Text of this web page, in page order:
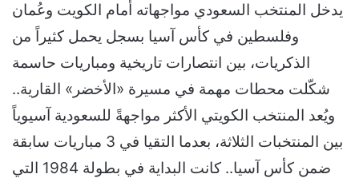
يدخل المنتخب السعودي مواجهاته أمام الكويت وعُمان
وفلسطين في كأس آسيا بسجل يحمل كثيراً من
الذكريات، بين انتصارات تاريخية ومباريات حاسمة
شكّلت محطات مهمة في مسيرة «الأخضر» القارية..
ويُعد المنتخب الكويتي الأكثر مواجهةً للسعودية آسيوياً
بين المنتخبات الثلاثة، بعدما التقيا في 3 مباريات سابقة
ضمن كأس آسيا.. كانت البداية في بطولة 1984 التي